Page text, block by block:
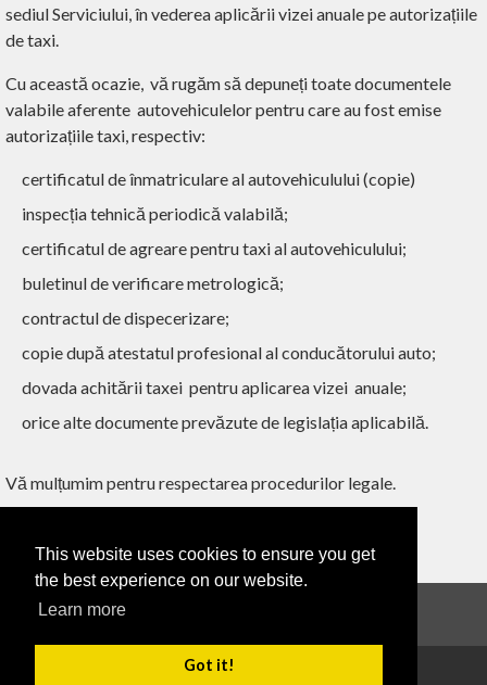
This website uses cookies to ensure you get
the best experience on our website.
Learn more
Got it!
sediul Serviciului, în vederea aplicării vizei anuale pe autorizațiile
de taxi.
Cu această ocazie, vă rugăm să depuneți toate documentele
valabile aferente autovehiculelor pentru care au fost emise
autorizațiile taxi, respectiv:
certificatul de înmatriculare al autovehiculului (copie)
inspecția tehnică periodică valabilă;
certificatul de agreare pentru taxi al autovehiculului;
buletinul de verificare metrologică;
contractul de dispecerizare;
copie după atestatul profesional al conducătorului auto;
dovada achitării taxei pentru aplicarea vizei anuale;
orice alte documente prevăzute de legislația aplicabilă.
Vă mulțumim pentru respectarea procedurilor legale.
‹ ÎNAPOI
Anunțuri
Copyright 2026